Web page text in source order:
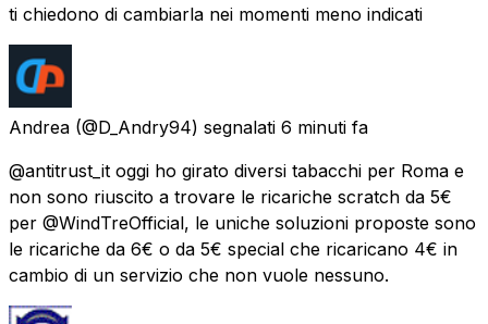
ti chiedono di cambiarla nei momenti meno indicati
Andrea (@D_Andry94) segnalati 6 minuti fa
@antitrust_it oggi ho girato diversi tabacchi per Roma e
non sono riuscito a trovare le ricariche scratch da 5€
per @WindTreOfficial, le uniche soluzioni proposte sono
le ricariche da 6€ o da 5€ special che ricaricano 4€ in
cambio di un servizio che non vuole nessuno.